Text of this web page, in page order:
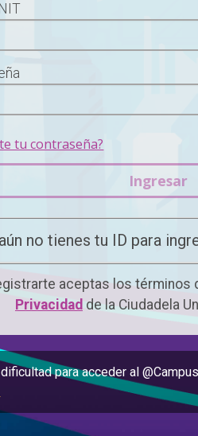
tu contraseña?
Ingresar
no tienes tu ID para
aceptas los términos
Privacidad de la Ciudadela
para acceder al